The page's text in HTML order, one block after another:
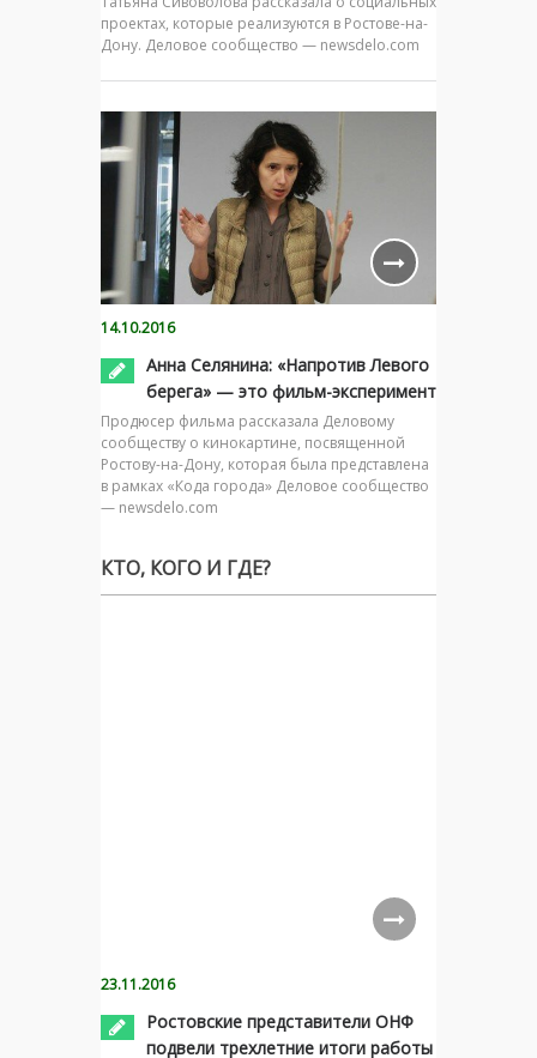
проектах, которые реализуются в Ростове-на-
Дону. Деловое сообщество — newsdelo.com
14.10.2016
Анна Селянина: «Напротив Левого
берега» — это фильм-эксперимент
Продюсер фильма рассказала Деловому
сообществу о кинокартине, посвященной
Ростову-на-Дону, которая была представлена
в рамках «Кода города» Деловое сообщество
— newsdelo.com
КТО, КОГО И ГДЕ?
23.11.2016
Ростовские представители ОНФ
подвели трехлетние итоги работы